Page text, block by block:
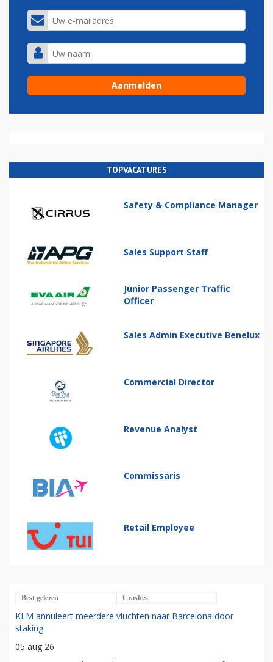
TOPVACATURES
Safety & Compliance Manager
Sales Support Staff
Junior Passenger Traffic
Officer
Sales Admin Executive Benelux
Commercial Director
Revenue Analyst
Commissaris
Retail Employee
Best gelezen Crashes
KLM annuleert meerdere vluchten naar Barcelona door
staking
05 aug 26